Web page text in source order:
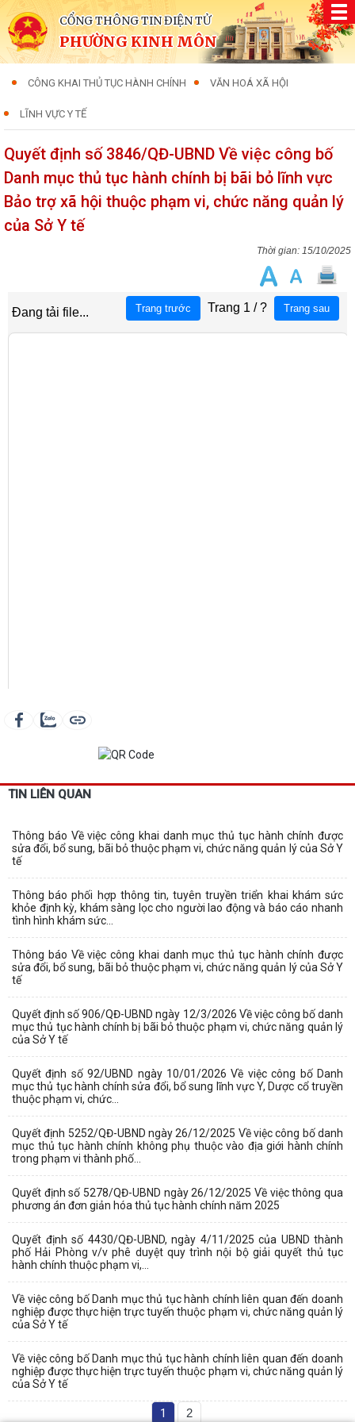
CỔNG THÔNG TIN ĐIỆN TỬ
PHƯỜNG KINH MÔN
CÔNG KHAI THỦ TỤC HÀNH CHÍNH VĂN HOÁ XÃ HỘI
LĨNH VỰC Y TẾ
Quyết định số 3846/QĐ-UBND Về việc công bố
Danh mục thủ tục hành chính bị bãi bỏ lĩnh vực
Bảo trợ xã hội thuộc phạm vi, chức năng quản lý
của Sở Y tế
15/10/2025
TIN LIÊN QUAN
Thông báo Về việc công khai danh mục thủ tục hành chính được
sửa đổi, bổ sung, bãi bỏ thuộc phạm vi, chức năng quản lý của Sở Y
tế
Thông báo phối hợp thông tin, tuyên truyền triển khai khám sức
khỏe định kỳ, khám sàng lọc cho người lao động và báo cáo nhanh
tình hình khám sức...
Thông báo Về việc công khai danh mục thủ tục hành chính được
sửa đổi, bổ sung, bãi bỏ thuộc phạm vi, chức năng quản lý của Sở Y
tế
Quyết định số 906/QĐ-UBND ngày 12/3/2026 Về việc công bố danh
mục thủ tục hành chính bị bãi bỏ thuộc phạm vi, chức năng quản lý
của Sở Y tế
Quyết định số 92/UBND ngày 10/01/2026 Về việc công bố Danh
mục thủ tục hành chính sửa đổi, bổ sung lĩnh vực Y, Dược cổ truyền
thuộc phạm vi, chức...
Quyết định 5252/QĐ-UBND ngày 26/12/2025 Về việc công bố danh
mục thủ tục hành chính không phụ thuộc vào địa giới hành chính
trong phạm vi thành phố...
Quyết định số 5278/QĐ-UBND ngày 26/12/2025 Về việc thông qua
phương án đơn giản hóa thủ tục hành chính năm 2025
Quyết định số 4430/QĐ-UBND, ngày 4/11/2025 của UBND thành
phố Hải Phòng v/v phê duyệt quy trình nội bộ giải quyết thủ tục
hành chính thuộc phạm vi,...
Về việc công bố Danh mục thủ tục hành chính liên quan đến doanh
nghiệp được thực hiện trực tuyến thuộc phạm vi, chức năng quản lý
của Sở Y tế
Về việc công bố Danh mục thủ tục hành chính liên quan đến doanh
nghiệp được thực hiện trực tuyến thuộc phạm vi, chức năng quản lý
của Sở Y tế
1 2